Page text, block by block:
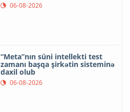
06-08-2026
“Meta”nın süni intellekti test
zamanı başqa şirkətin sisteminə
daxil olub
06-08-2026